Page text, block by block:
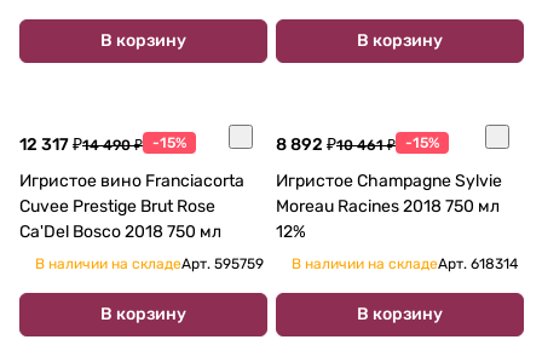
В корзину В корзину
12 317 ₽14 490 ₽ -15%
Игристое вино Franciacorta
Cuvee Prestige Brut Rose
Ca'Del Bosco 2018 750 мл
В наличии на складеАрт. 595759
В корзину
8 892 ₽10 461 ₽ -15%
Игристое Champagne Sylvie
Moreau Racines 2018 750 мл
12%
В наличии на складеАрт. 618314
В корзину